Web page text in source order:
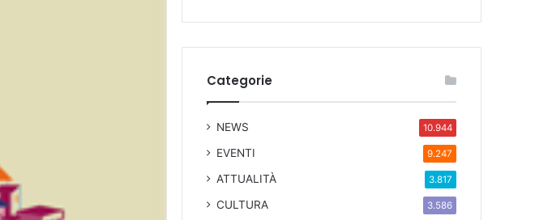
Categorie
NEWS 10.944
EVENTI 9.247
ATTUALITÀ 3.817
CULTURA 3.586